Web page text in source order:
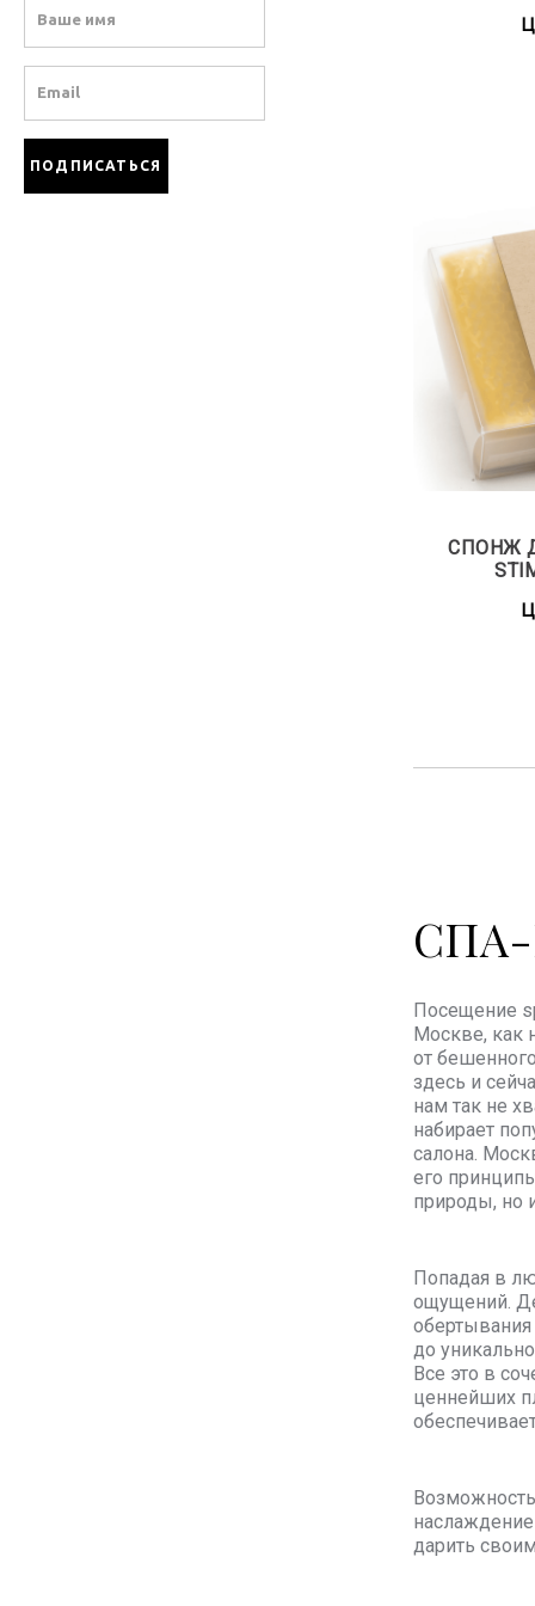
СПОНЖ
Посещение
Москве, как
от
здесь и
нам так не
набирает
салона.
его
природы, но
Попадая в
ощущений.
обертывания
до
Все это в
ценнейших
дарить